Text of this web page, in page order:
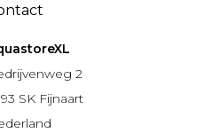
2
SK Fijnaart